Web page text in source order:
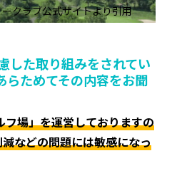
クラブ公式サイトより引用
した取り組みをされてい
らためてその内容をお聞
フ場」を運営しておりますの
などの問題には敏感になっ